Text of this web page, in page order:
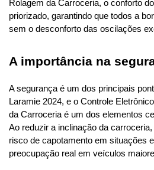
Rolagem da Carroceria, o conforto
priorizado, garantindo que todos a
sem o desconforto das oscilações
A importância na
A segurança é um dos principais
Laramie 2024, e o Controle
da Carroceria é um dos elementos
Ao reduzir a inclinação da
risco de capotamento em situações
preocupação real em veículos